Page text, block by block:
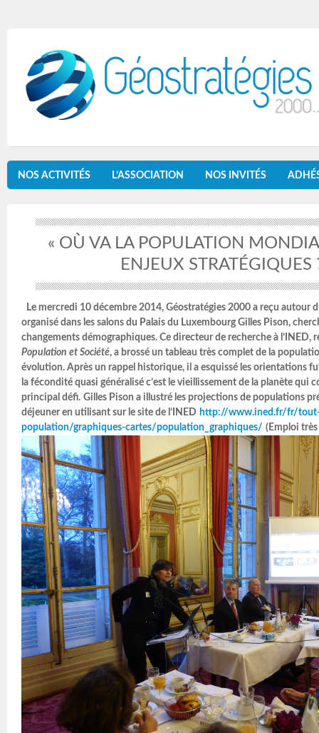
NOS ACTIVITÉS L’ASSOCIATION NOS INVITÉS
« OÙ VA LA POPULATION
ENJEUX STRATÉGIQUES
Le mercredi 10 décembre 2014, Géostratégies 2000 a reçu autour
organisé dans les salons du Palais du Luxembourg Gilles Pison,
changements démographiques. Ce directeur de recherche à l’INED,
Population et Société, a brossé un tableau très complet de la
évolution. Après un rappel historique, il a esquissé les orientations
la fécondité quasi généralisé c’est le vieillissement de la planète qui
principal défi. Gilles Pison a illustré les projections de populations
déjeuner en utilisant sur le site de l’INED http://www.ined.fr/fr/
population/graphiques-cartes/population_graphiques/ (Emploi très